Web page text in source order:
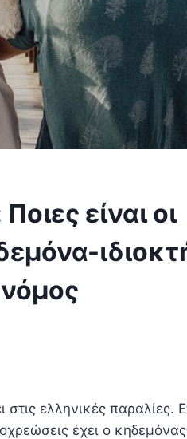
είναι οι
ελληνικές παραλίες.
έχει ο